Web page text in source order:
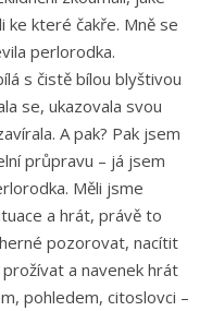
ke které čakře. Mně se
perlorodka.
s čistě bílou blyštivou
se, ukazovala svou
A pak? Pak jsem
průpravu – já jsem
Měli jsme
a hrát, právě to
pozorovat, nacítit
a navenek hrát
pohledem, citoslovci –